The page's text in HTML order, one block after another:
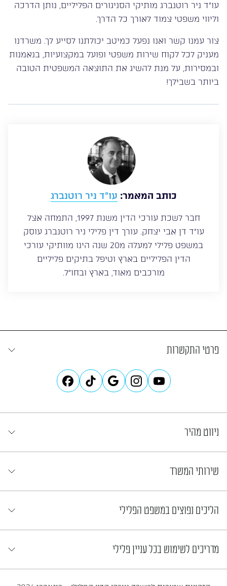
עו”ד ניר רוטנברג מותיקי הסניגורים הפליליים, נותן הדרכה
וליווי משפטי צמוד לאורך כל הדרך.
צור עמנו קשר ואנו נפעל כמיטב יכולתנו לסייע לך. משרדנו
מעניק לכל לקוח שירות משפטי ופועל במקצועיות, בנאמנות
ובמסירות, על מנת להשיג את התוצאה המשפטית הטובה
ביותר בשבילך!
כותב המאמר: עו”ד ניר רוטנברג
חבר לשכת עורכי הדין משנת 1997, התמחה אצל
עו”ד דן אבי יצחק. עורך דין פלילי ניר רוטנברג עוסק
במשפט פלילי למעלה מ20 שנה הינו מוותיקי עורכי
הדין הפליליים בארץ וטיפל בתיקים פליליים
מורכבים מאוד, בארץ ובחו”ל.
פרטי התקשרות
ניווט מהיר
שירותי המשרד
הליכים נפוצים במשפט הפלילי
מדריכים לשימוש בכל עניין פלילי